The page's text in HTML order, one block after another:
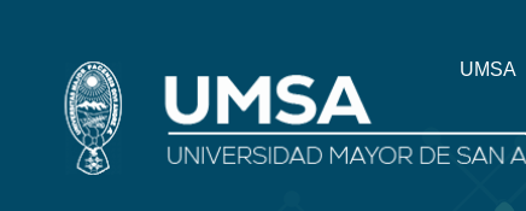
UMSA